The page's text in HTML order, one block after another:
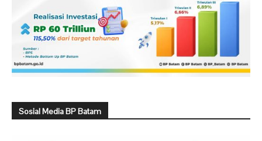
Sosial Media BP Batam